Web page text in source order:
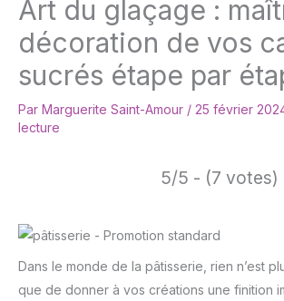
Art du glaçage :
décoration de vos
sucrés étape par
Par Marguerite Saint-Amour / 25 février
lecture
5/5 - (7 votes)
Dans le monde de la pâtisserie, rien n’est
que de donner à vos créations une finition